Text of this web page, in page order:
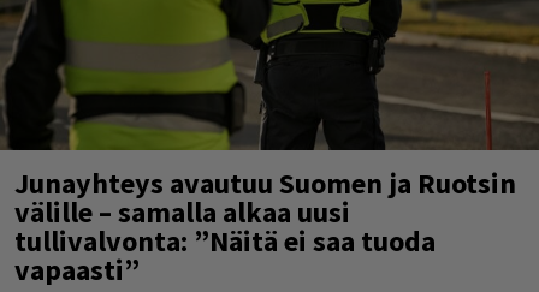
Junayhteys avautuu Suomen ja Ruotsin
välille – samalla alkaa uusi
tullivalvonta: ”Näitä ei saa tuoda
vapaasti”